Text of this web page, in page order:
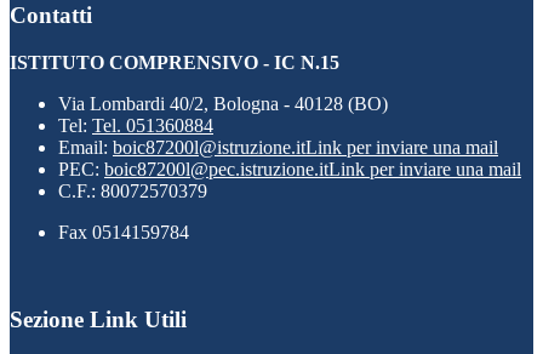
Contatti
ISTITUTO COMPRENSIVO - IC N.15
Via Lombardi 40/2, Bologna - 40128 (BO)
Tel: Tel. 051360884
Email: boic87200l@istruzione.itLink per inviare una mail
PEC: boic87200l@pec.istruzione.itLink per inviare una mail
C.F.: 80072570379
Fax 0514159784
Sezione Link Utili